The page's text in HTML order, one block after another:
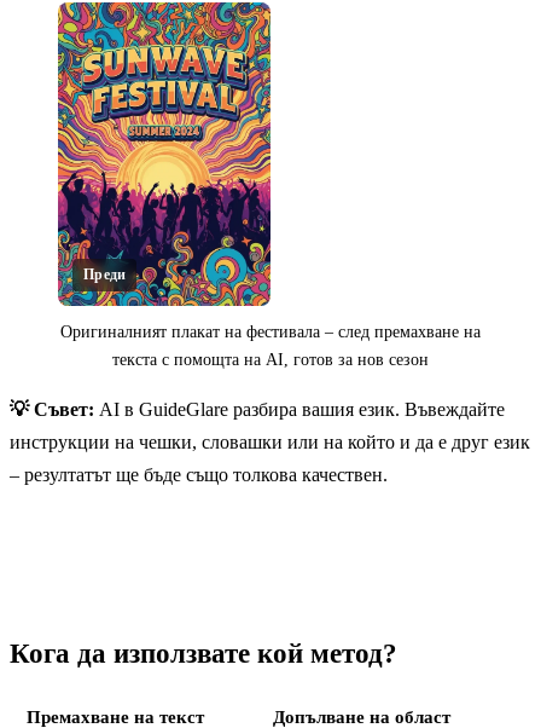
Преди
Оригиналният плакат на фестивала – след премахване на
текста с помощта на AI, готов за нов сезон
💡 Съвет: AI в GuideGlare разбира вашия език. Въвеждайте
инструкции на чешки, словашки или на който и да е друг език
– резултатът ще бъде също толкова качествен.
Кога да използвате кой метод?
Премахване на текст Допълване на област